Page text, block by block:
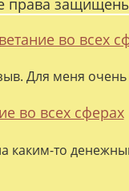
во всех
Для меня
во всех сферах
каким-то